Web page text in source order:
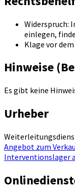
Widerspruch:
einlegen,
Klage vor
Hinweise
Es gibt keine
Urheber
Angebot zum
Interventionslager